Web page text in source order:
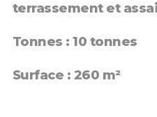
terrassement et
Tonnes : 10 tonnes
Surface : 260 m²